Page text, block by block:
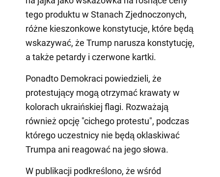
tego produktu w Stanach Zjednoczonych,
różne kieszonkowe konstytucje, które będą
wskazywać, że Trump narusza konstytucję,
a także petardy i czerwone kartki.
Ponadto Demokraci powiedzieli, że
protestujący mogą otrzymać krawaty w
kolorach ukraińskiej flagi. Rozważają
również opcję "cichego protestu", podczas
którego uczestnicy nie będą oklaskiwać
Trumpa ani reagować na jego słowa.
W publikacji podkreślono, że wśród